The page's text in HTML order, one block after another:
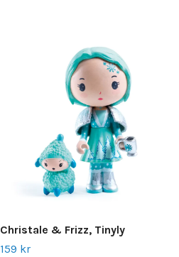
Christale & Frizz, Tinyly
159 kr